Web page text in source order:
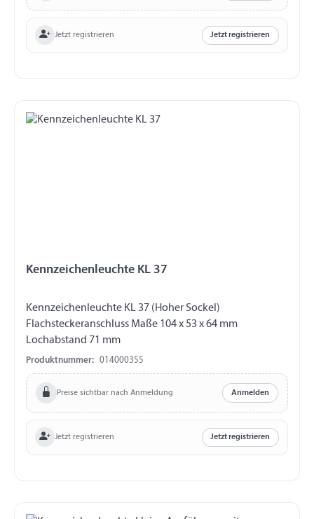
Jetzt registrieren Jetzt registrieren
Kennzeichenleuchte KL 37
Kennzeichenleuchte KL 37 (Hoher Sockel)
Flachsteckeranschluss Maße 104 x 53 x 64 mm
Lochabstand 71 mm
Produktnummer: 014000355
Preise sichtbar nach Anmeldung Anmelden
Jetzt registrieren Jetzt registrieren